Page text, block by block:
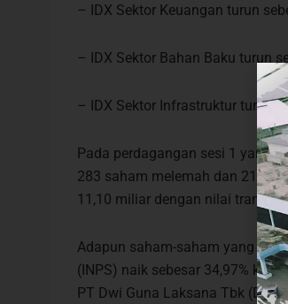
– IDX Sektor Keuangan turun
– IDX Sektor Bahan Baku turun
– IDX Sektor Infrastruktur turun
Pada perdagangan sesi 1 yang
283 saham melemah dan 215
11,10 miliar dengan nilai
Adapun saham-saham yang
(INPS) naik sebesar 34,97% ke
PT Dwi Guna Laksana Tbk